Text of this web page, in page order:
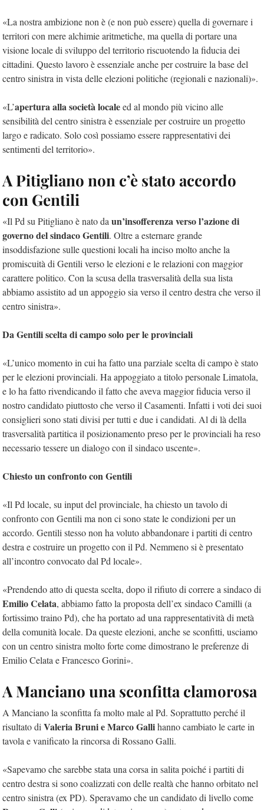
«La nostra ambizione non è (e non può essere) quella di governare i
territori con mere alchimie aritmetiche, ma quella di portare una
visione locale di sviluppo del territorio riscuotendo la fiducia dei
cittadini. Questo lavoro è essenziale anche per costruire la base del
centro sinistra in vista delle elezioni politiche (regionali e nazionali)».
«L’apertura alla società localeed al mondo più vicino alle
sensibilità del centro sinistra è essenziale per costruire un progetto
largo e radicato. Solo così possiamo essere rappresentativi dei
sentimenti del territorio».
A Pitigliano non c’è stato accordo
con Gentili
«Il Pd su Pitigliano è nato da un’insofferenza verso l’azione di
governo del sindaco Gentili. Oltre a esternare grande
insoddisfazione sulle questioni locali ha inciso molto anche la
promiscuità di Gentili verso le elezioni e le relazioni con maggior
carattere politico. Con la scusa della trasversalità della sua lista
abbiamo assistito ad un appoggio sia verso il centro destra che verso il
centro sinistra».
Da Gentili scelta di campo solo per le provinciali
«L’unico momento in cui ha fatto una parziale scelta di campo è stato
per le elezioni provinciali. Ha appoggiato a titolo personale Limatola,
e lo ha fatto rivendicando il fatto che aveva maggior fiducia verso il
nostro candidato piuttosto che verso il Casamenti. Infatti i voti dei suoi
consiglieri sono stati divisi per tutti e due i candidati. Al di là della
trasversalità partitica il posizionamento preso per le provinciali ha reso
necessario tessere un dialogo con il sindaco uscente».
Chiesto un confronto con Gentili
«Il Pd locale, su input del provinciale, ha chiesto un tavolo di
confronto con Gentili ma non ci sono state le condizioni per un
accordo. Gentili stesso non ha voluto abbandonare i partiti di centro
destra e costruire un progetto con il Pd. Nemmeno si è presentato
all’incontro convocato dal Pd locale».
«Prendendo atto di questa scelta, dopo il rifiuto di correre a sindaco di
Emilio Celata, abbiamo fatto la proposta dell’ex sindaco Camilli (a
fortissimo traino Pd), che ha portato ad una rappresentatività di metà
della comunità locale. Da queste elezioni, anche se sconfitti, usciamo
con un centro sinistra molto forte come dimostrano le preferenze di
Emilio Celata e Francesco Gorini».
A Manciano una sconfitta clamorosa
A Manciano la sconfitta fa molto male al Pd. Soprattutto perché il
risultato di Valeria Bruni e Marco Gallihanno cambiato le carte in
tavola e vanificato la rincorsa di Rossano Galli.
«Sapevamo che sarebbe stata una corsa in salita poiché i partiti di
centro destra si sono coalizzati con delle realtà che hanno orbitato nel
centro sinistra (ex PD). Speravamo che un candidato di livello come